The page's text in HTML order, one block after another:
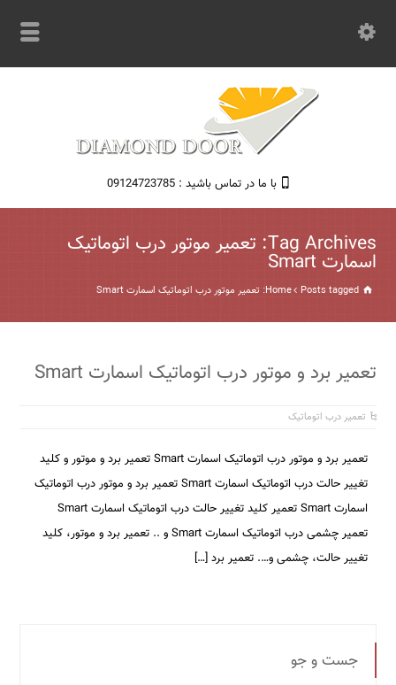
با ما در تماس باشید : 09124723785
Tag Archives: تعمیر موتور درب اتوماتیک
اسمارت Smart
Home Posts tagged: تعمیر موتور درب اتوماتیک اسمارت Smart
تعمیر برد و موتور درب اتوماتیک اسمارت Smart
تعمیر درب اتوماتیک
تعمیر برد و موتور درب اتوماتیک اسمارت Smart تعمیر برد و موتور و کلید
تغییر حالت درب اتوماتیک اسمارت Smart تعمیر برد و موتور درب اتوماتیک
اسمارت Smart تعمیر کلید تغییر حالت درب اتوماتیک اسمارت Smart
تعمیر چشمی درب اتوماتیک اسمارت Smart و .. تعمیر برد و موتور، کلید
تغییر حالت، چشمی و…. تعمیر برد […]
جست و جو